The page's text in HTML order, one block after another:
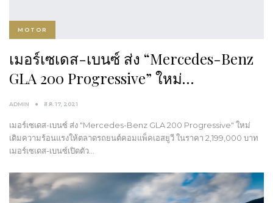
MOTOR
เมอร์เซเดส-เบนซ์ ส่ง “Mercedes-Benz
GLA 200 Progressive” ใหม่…
ADMIN ส.ค. 17, 2021
เมอร์เซเดส-เบนซ์ ส่ง "Mercedes-Benz GLA 200 Progressive" ใหม่
เติมความร้อนแรงให้ตลาดรถยนต์คอมแพ็คเอสยูวี ในราคา 2,199,000 บาท
เมอร์เซเดส-เบนซ์เปิดตัว…